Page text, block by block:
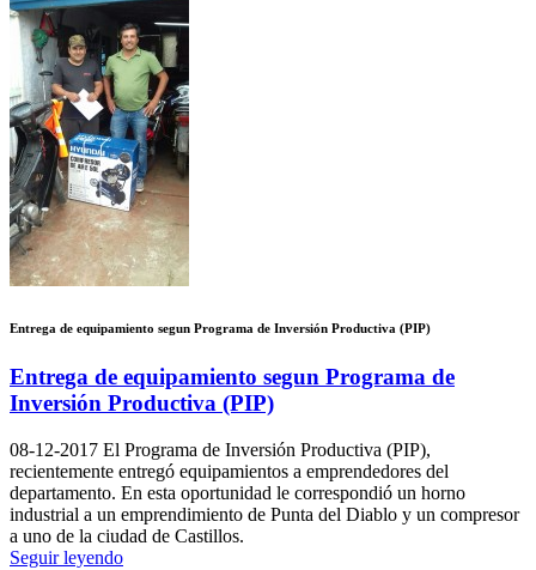
Entrega de equipamiento segun Programa de Inversión Productiva (PIP)
Entrega de equipamiento segun Programa de
Inversión Productiva (PIP)
08-12-2017 El Programa de Inversión Productiva (PIP),
recientemente entregó equipamientos a emprendedores del
departamento. En esta oportunidad le correspondió un horno
industrial a un emprendimiento de Punta del Diablo y un compresor
a uno de la ciudad de Castillos.
Seguir leyendo